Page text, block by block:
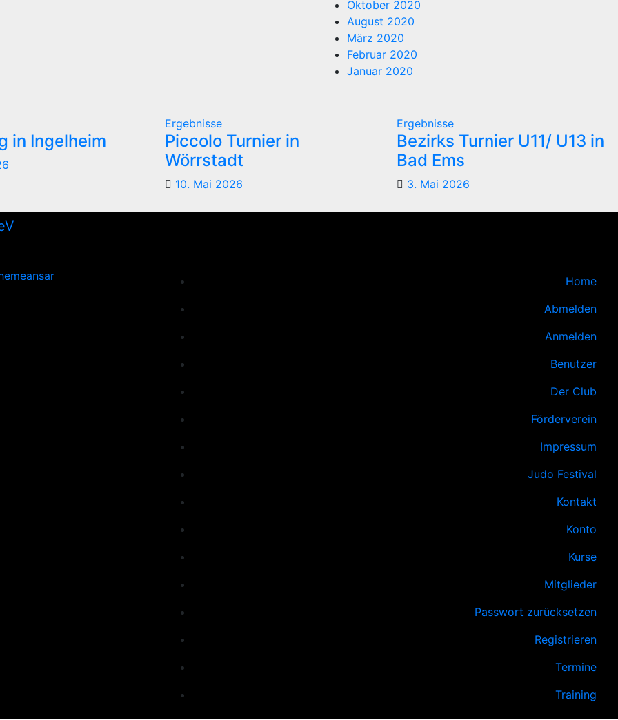
Oktober 2020
August 2020
März 2020
Februar 2020
Januar 2020
in Ingelheim
Ergebnisse
Piccolo Turnier in
Wörrstadt
10. Mai 2026
Ergebnisse
Bezirks Turnier U11/ U13 in
Bad Ems
3. Mai 2026
Home
Abmelden
Anmelden
Benutzer
Der Club
Förderverein
Impressum
Judo Festival
Kontakt
Konto
Kurse
Mitglieder
Passwort zurücksetzen
Registrieren
Termine
Training